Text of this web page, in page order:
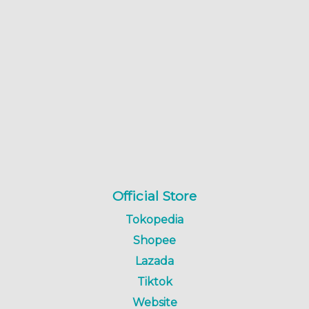
Official Store
Tokopedia
Shopee
Lazada
Tiktok
Website